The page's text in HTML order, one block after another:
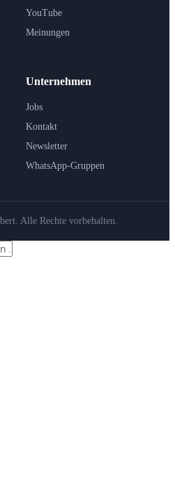
YouTube
Meinungen
Unternehmen
Jobs
Kontakt
Newsletter
WhatsApp-Gruppen
Alle Rechte vorbehalten.